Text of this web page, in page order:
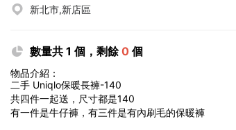
新北市,新店區
數量共 1 個，剩餘0 個
物品介紹：
二手 Uniqlo保暖長褲-140
共四件一起送，尺寸都是140
有一件是牛仔褲，有三件是有內刷毛的保暖褲